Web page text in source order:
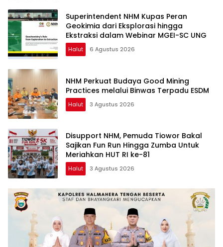
Superintendent NHM Kupas Peran
Geokimia dari Eksplorasi hingga
Ekstraksi dalam Webinar MGEI-SC UNG
Halut 6 Agustus 2026
NHM Perkuat Budaya Good Mining
Practices melalui Binwas Terpadu ESDM
Halut 3 Agustus 2026
Disupport NHM, Pemuda Tiowor Bakal
Sajikan Fun Run Hingga Zumba Untuk
Meriahkan HUT RI ke-81
Halut 3 Agustus 2026